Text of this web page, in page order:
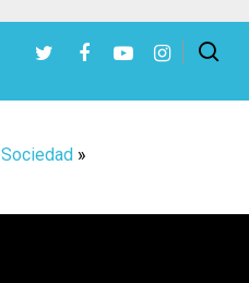
Sociedad»